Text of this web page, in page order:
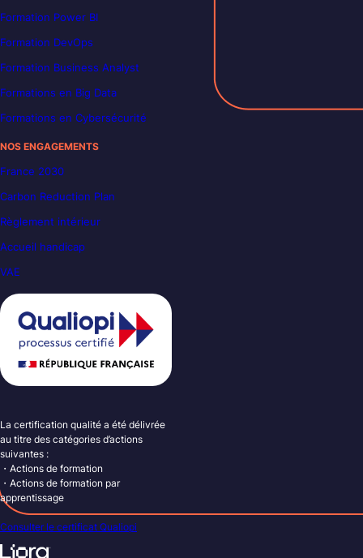
Formation Power BI
Formation DevOps
Formation Business Analyst
Formations en Big Data
Formations en Cybersécurité
NOS ENGAGEMENTS
France 2030
Carbon Reduction Plan
Règlement intérieur
Accueil handicap
VAE
La certification qualité a été délivrée
au titre des catégories d’actions
suivantes :
・Actions de formation
・Actions de formation par
apprentissage
Consulter le certificat Qualiopi